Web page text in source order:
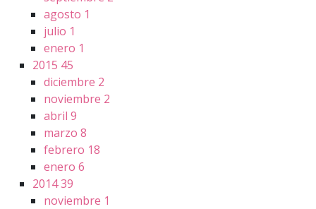
agosto 1
julio 1
enero 1
2015 45
diciembre 2
noviembre 2
abril 9
marzo 8
febrero 18
enero 6
201439
noviembre 1